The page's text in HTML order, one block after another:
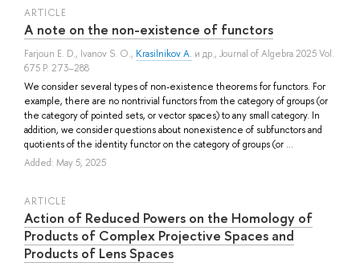
ARTICLE
A note on the non-existence of functors
Farjoun E. D., Ivanov S. O., Krasilnikov A. и др., Journal of Algebra 2025 Vol.
675 P. 273–288
We consider several types of non-existence theorems for functors. For
example, there are no nontrivial functors from the category of groups (or
the category of pointed sets, or vector spaces) to any small category. In
addition, we consider questions about nonexistence of subfunctors and
quotients of the identity functor on the category of groups (or ...
Added: May 5, 2025
ARTICLE
Action of Reduced Powers on the Homology of
Products of Complex Projective Spaces and
Products of Lens Spaces